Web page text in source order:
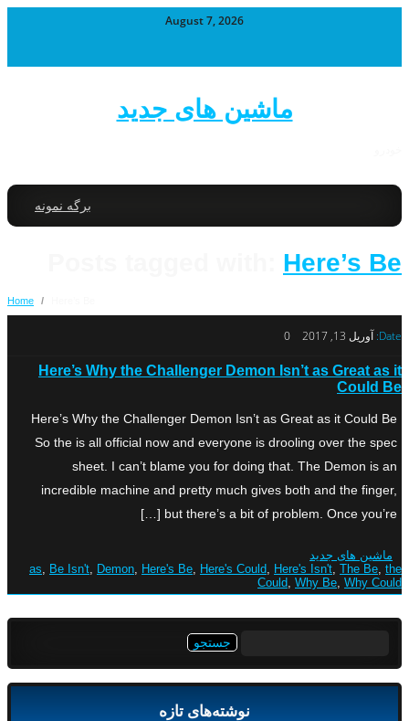
August 7, 2026
ماشین های جدید
برگه نمونه
Here’s Be
Home /
Date: آوریل 13, 2017 0
Here’s Why the Challenger Demon Isn’t as Great as it
Could Be
Here’s Why the Challenger Demon Isn’t as Great as it Could Be
So the is all official now and everyone is drooling over the spec
sheet. I can’t blame you for doing that. The Demon is an
incredible machine and pretty much gives both and the finger,
but there’s a bit of problem. Once you’re […]
ماشین های جدید
as, Be Isn't, Demon, Here's Be, Here's Could, Here's Isn't, The Be, the
Could, Why Be, Why Could
نوشته‌های تازه